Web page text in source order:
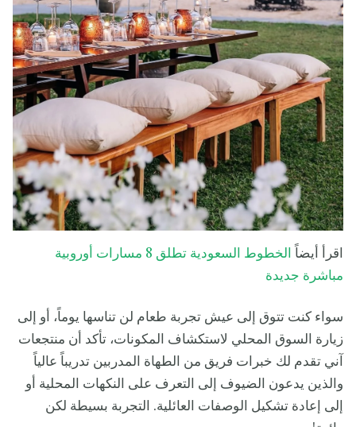
اقرأ أيضاً
الخطوط السعودية تطلق 8 مسارات أوروبية
مباشرة جديدة
سواء كنت تتوق إلى عيش تجربة طعام لن تناسها يوماً، أو إلى
زيارة السوق المحلي لاستكشاف المكونات، تأكد أن منتجعات
آني تقدم لك خبرات فريق من الطهاة المدربين تدريباً عالياً
والذين يدعون الضيوف إلى التعرف على النكهات المحلية أو
إلى إعادة تشكيل الوصفات العائلية. التجربة بسيطة لكن